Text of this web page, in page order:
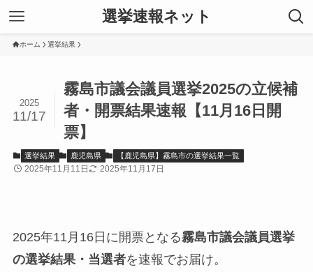
選挙速報ネット
ホーム 選挙結果
霧島市議会議員選挙2025の立候補
者・開票結果速報【11月16日開
票】
2025
11/17
選挙結果 鹿児島県 【鹿児島県】霧島市の選挙結果一覧
2025年11月11日 2025年11月17日
2025年11月16日に開票となる霧島市議会議員選挙
の選挙結果・当選者を速報でお届け。